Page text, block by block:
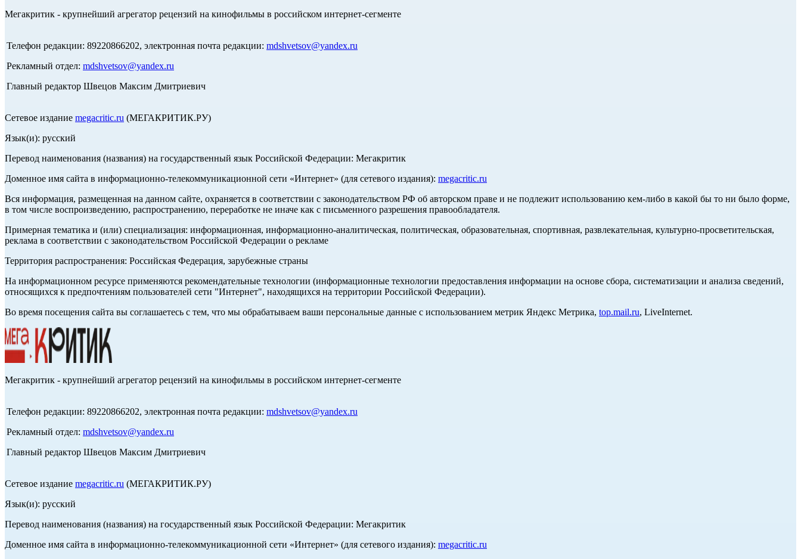
Мегакритик - крупнейший агрегатор рецензий на кинофильмы в российском интернет-сегменте
Телефон редакции: 89220866202, электронная почта редакции: mdshvetsov@yandex.ru
Рекламный отдел: mdshvetsov@yandex.ru
Главный редактор Швецов Максим Дмитриевич
Сетевое издание megacritic.ru (МЕГАКРИТИК.РУ)
Язык(и): русский
Перевод наименования (названия) на государственный язык Российской Федерации: Мегакритик
Доменное имя сайта в информационно-телекоммуникационной сети «Интернет» (для сетевого издания): megacritic.ru
Вся информация, размещенная на данном сайте, охраняется в соответствии с законодательством РФ об авторском праве и не подлежит использованию кем-либо в какой бы то ни было форме,
в том числе воспроизведению, распространению, переработке не иначе как с письменного разрешения правообладателя.
Примерная тематика и (или) специализация: информационная, информационно-аналитическая, политическая, образовательная, спортивная, развлекательная, культурно-просветительская,
реклама в соответствии с законодательством Российской Федерации о рекламе
Территория распространения: Российская Федерация, зарубежные страны
На информационном ресурсе применяются рекомендательные технологии (информационные технологии предоставления информации на основе сбора, систематизации и анализа сведений,
относящихся к предпочтениям пользователей сети "Интернет", находящихся на территории Российской Федерации).
Во время посещения сайта вы соглашаетесь с тем, что мы обрабатываем ваши персональные данные с использованием метрик Яндекс Метрика, top.mail.ru, LiveInternet.
Мегакритик - крупнейший агрегатор рецензий на кинофильмы в российском интернет-сегменте
Телефон редакции: 89220866202, электронная почта редакции: mdshvetsov@yandex.ru
Рекламный отдел: mdshvetsov@yandex.ru
Главный редактор Швецов Максим Дмитриевич
Сетевое издание megacritic.ru (МЕГАКРИТИК.РУ)
Язык(и): русский
Перевод наименования (названия) на государственный язык Российской Федерации: Мегакритик
Доменное имя сайта в информационно-телекоммуникационной сети «Интернет» (для сетевого издания): megacritic.ru